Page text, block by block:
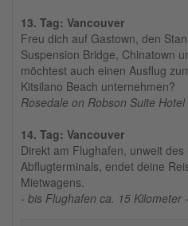
13. Tag: Vancouver
Freu dich auf Gastown, den
Suspension Bridge, Chinatown
möchtest auch einen Ausflug
Kitsilano Beach unternehmen?
Rosedale on Robson Suite Hotel
14. Tag: Vancouver
Direkt am Flughafen, unweit
Abflugterminals, endet deine
Mietwagens.
- bis Flughafen ca. 15 Kilometer -